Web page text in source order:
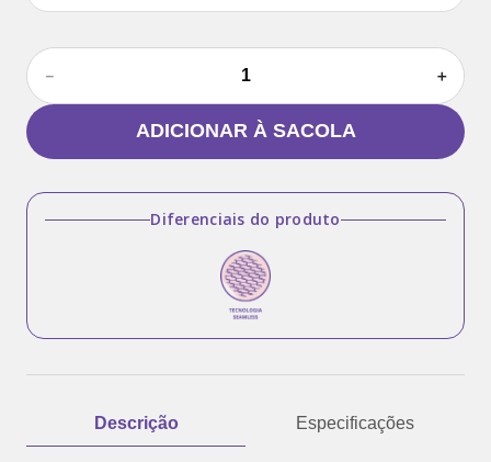
＋
－
ADICIONAR À SACOLA
Diferenciais do produto
Descrição Especificações